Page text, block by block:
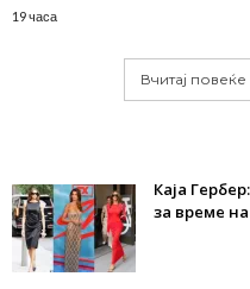
19 часа
Вчитај
Каја
за време